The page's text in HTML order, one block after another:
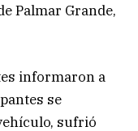
Palmar Grande,
informaron a
se
sufrió